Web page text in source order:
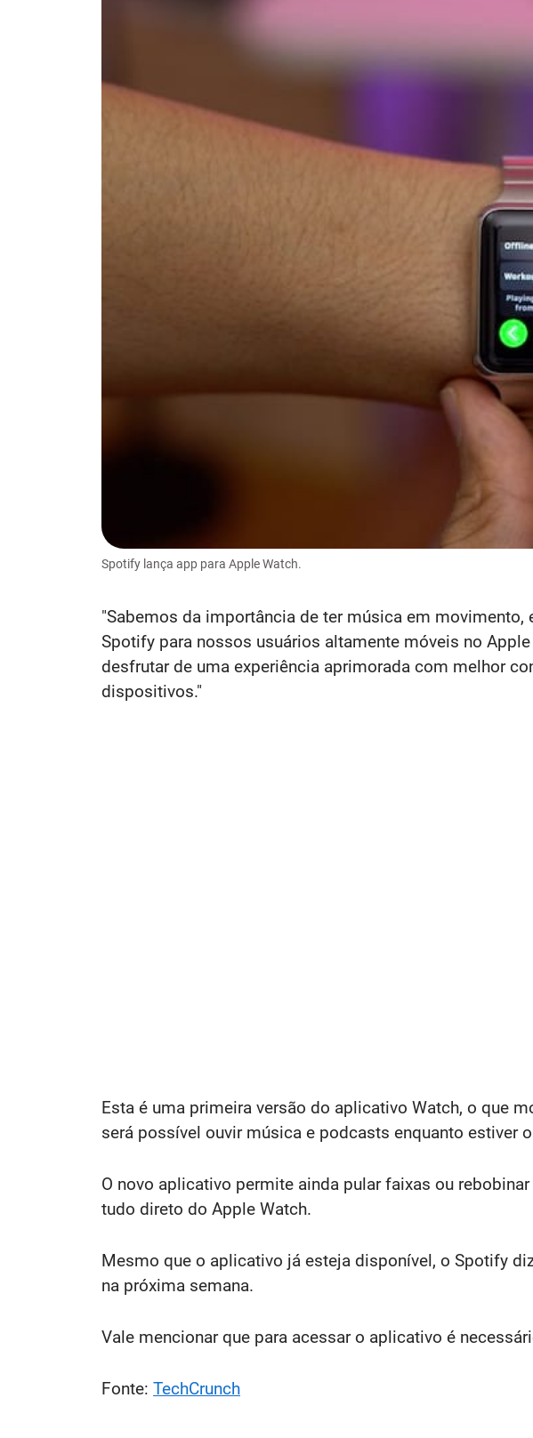
Spotify lança app para Apple Watch.
"Sabemos da importância de ter música em
Spotify para nossos usuários altamente móveis no
desfrutar de uma experiência aprimorada com melhor
dispositivos."
Esta é uma primeira versão do aplicativo Watch, o que
será possível ouvir música e podcasts enquanto estiver
O novo aplicativo permite ainda pular faixas ou
tudo direto do Apple Watch.
Mesmo que o aplicativo já esteja disponível, o Spotify
na próxima semana.
Vale mencionar que para acessar o aplicativo é
Fonte: TechCrunch